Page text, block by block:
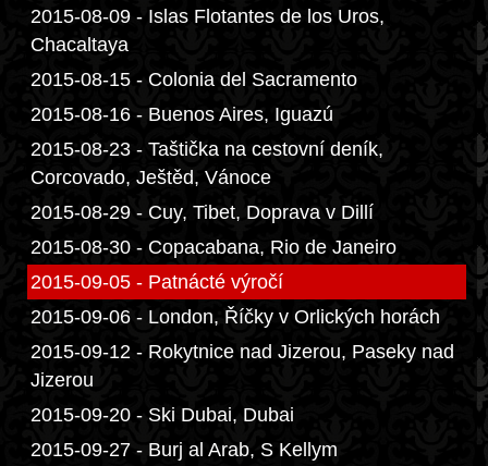
2015-08-09 - Islas Flotantes de los Uros,
Chacaltaya
2015-08-15 - Colonia del Sacramento
2015-08-16 - Buenos Aires, Iguazú
2015-08-23 - Taštička na cestovní deník,
Corcovado, Ještěd, Vánoce
2015-08-29 - Cuy, Tibet, Doprava v Dillí
2015-08-30 - Copacabana, Rio de Janeiro
2015-09-05 - Patnácté výročí
2015-09-06 - London, Říčky v Orlických horách
2015-09-12 - Rokytnice nad Jizerou, Paseky nad
Jizerou
2015-09-20 - Ski Dubai, Dubai
2015-09-27 - Burj al Arab, S Kellym